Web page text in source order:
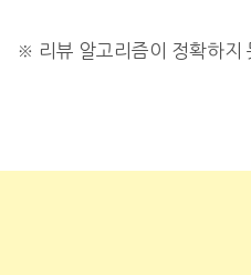
※ 리뷰 알고리즘이 정확하지